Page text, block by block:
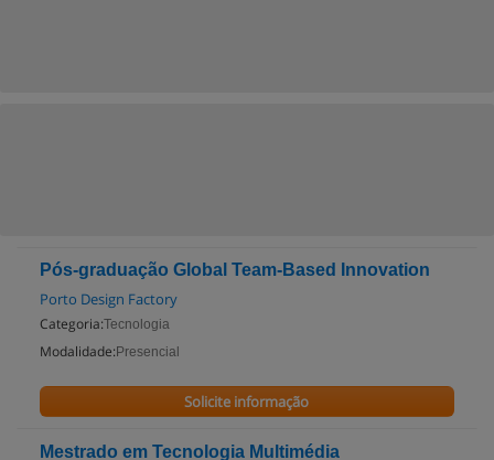
Pós-graduação Global Team-Based Innovation
Porto Design Factory
Categoria:Tecnologia
Modalidade: Presencial
Solicite informação
Mestrado em Tecnologia Multimédia